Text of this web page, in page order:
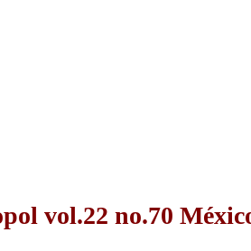
vol.22 no.70